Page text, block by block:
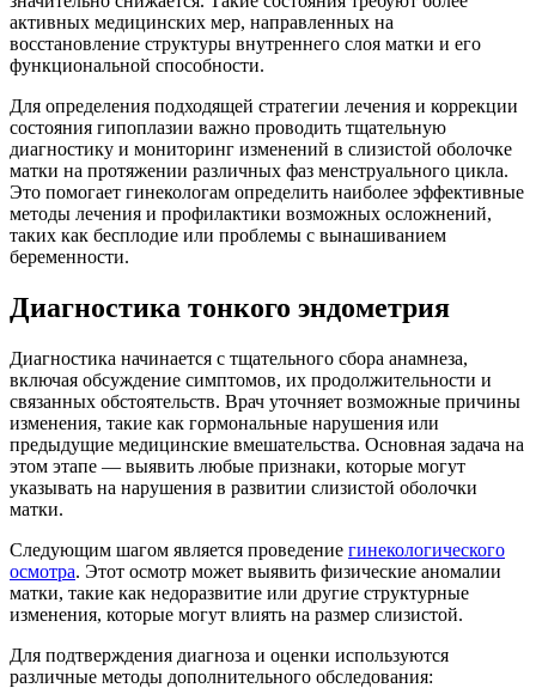
активных медицинских мер, направленных на
восстановление структуры внутреннего слоя матки и его
функциональной способности.
Для определения подходящей стратегии лечения и коррекции
состояния гипоплазии важно проводить тщательную
диагностику и мониторинг изменений в слизистой оболочке
матки на протяжении различных фаз менструального цикла.
Это помогает гинекологам определить наиболее эффективные
методы лечения и профилактики возможных осложнений,
таких как бесплодие или проблемы с вынашиванием
беременности.
Диагностика тонкого эндометрия
Диагностика начинается с тщательного сбора анамнеза,
включая обсуждение симптомов, их продолжительности и
связанных обстоятельств. Врач уточняет возможные причины
изменения, такие как гормональные нарушения или
предыдущие медицинские вмешательства. Основная задача на
этом этапе — выявить любые признаки, которые могут
указывать на нарушения в развитии слизистой оболочки
матки.
Следующим шагом является проведение гинекологического
осмотра. Этот осмотр может выявить физические аномалии
матки, такие как недоразвитие или другие структурные
изменения, которые могут влиять на размер слизистой.
Для подтверждения диагноза и оценки используются
различные методы дополнительного обследования: